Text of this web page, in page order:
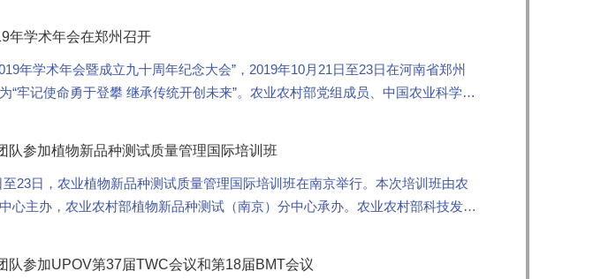
年学术年会在郑州召开
年学术年会暨成立九十周年纪念大会”，2019年10月21日至23日在河南省郑州
“牢记使命勇于登攀 继承传统开创未来”。农业农村部党组成员、中国农业科学院
队参加植物新品种测试质量管理国际培训班
23日，农业植物新品种测试质量管理国际培训班在南京举行。本次培训班由农
心主办，农业农村部植物新品种测试（南京）分中心承办。农业农村部科技发展
队参加UPOV第37届TWC会议和第18届BMT会议